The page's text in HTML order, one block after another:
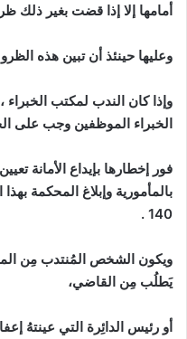
أمامها إلا إذا قضت بغير ذلك
وعليها حينئذ أن تبين هذه
وإذا كان الندب لمكتب
الخبراء الموظفين وجب على
فور إخطارها بإيداع الأمانة
بالمأمورية وإبلاغ المحكمة
140 .
ويكون الشخص المُنتدب مِن
يَطلُب مِن القاضي،
أو رئيس الدائِرة التي عينتهُ